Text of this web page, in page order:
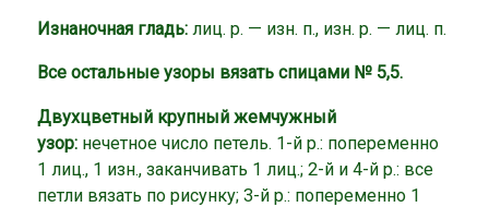
Изнаночная гладь:лиц. р. — изн. п., изн. р. — лиц. п.
Все остальные узоры вязать спицами № 5,5.
Двухцветный крупный жемчужный
узор: нечетное число петель. 1-й р.: попеременно
1 лиц., 1 изн., заканчивать 1 лиц.; 2-й и 4-й р.: все
петли вязать по рисунку; 3-й р.: попеременно 1